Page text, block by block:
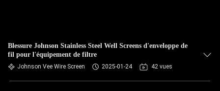
Blessure Johnson Stainless Steel Well Screens d'enveloppe de
fil pour l'équipement de filtre
Johnson Vee Wire Screen 2025-01-24 42 vues